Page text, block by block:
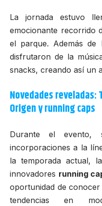
La jornada estuvo
emocionante recorrido
el parque. Además de
disfrutaron de la
snacks, creando así un
Novedades reveladas:
Origen y running caps
Durante el evento,
incorporaciones a la
la temporada actual,
innovadores running
oportunidad de
tendencias en